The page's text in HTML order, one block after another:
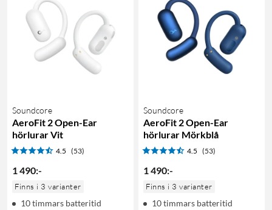
Soundcore
AeroFit 2 Open-Ear
hörlurar Vit
4.5 (53)
1 490:-
Finns i 3 varianter
10 timmars batteritid
Soundcore
AeroFit 2 Open-Ear
hörlurar Mörkblå
4.5 (53)
1 490:-
Finns i 3 varianter
10 timmars batteritid